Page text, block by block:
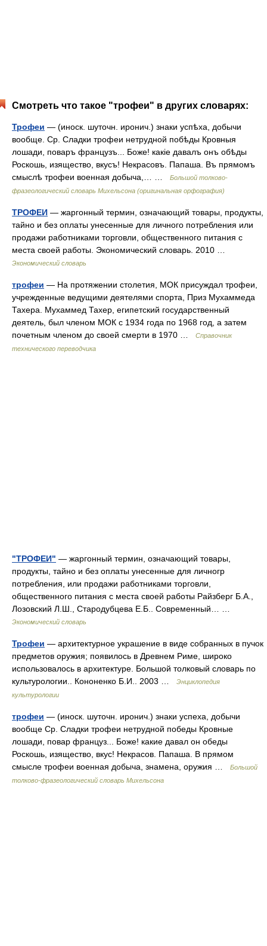
Смотреть что такое "трофеи" в других словарях:
Трофеи — (иноск. шуточн. иронич.) знаки успѣха, добычи
вообще. Ср. Сладки трофеи нетрудной побѣды Кровныя
лошади, поваръ французъ... Боже! какіе давалъ онъ обѣды
Роскошь, изящество, вкусъ! Некрасовъ. Папаша. Въ прямомъ
смыслѣ трофеи военная добыча,… …
Большой толково-
фразеологический словарь Михельсона (оригинальная орфография)
ТРОФЕИ — жаргонный термин, означающий товары, продукты,
тайно и без оплаты унесенные для личного потребления или
продажи работниками торговли, общественного питания с
места своей работы. Экономический словарь. 2010 …
Экономический словарь
трофеи — На протяжении столетия, МОК присуждал трофеи,
учрежденные ведущими деятелями спорта, Приз Мухаммеда
Тахера. Мухаммед Тахер, египетский государственный
деятель, был членом МОК с 1934 года по 1968 год, а затем
почетным членом до своей смерти в 1970 …
Справочник
технического переводчика
"ТРОФЕИ" — жаргонный термин, означающий товары,
продукты, тайно и без оплаты унесенные для личногр
потребления, или продажи работниками торговли,
общественного питания с места своей работы Райзберг Б.А.,
Лозовский Л.Ш., Стародубцева Е.Б.. Современный… …
Экономический словарь
Трофеи — архитектурное украшение в виде собранных в пучок
предметов оружия; появилось в Древнем Риме, широко
использовалось в архитектуре. Большой толковый словарь по
культурологии.. Кононенко Б.И.. 2003 …
Энциклопедия
культурологии
трофеи — (иноск. шуточн. иронич.) знаки успеха, добычи
вообще Ср. Сладки трофеи нетрудной победы Кровные
лошади, повар француз... Боже! какие давал он обеды
Роскошь, изящество, вкус! Некрасов. Папаша. В прямом
смысле трофеи военная добыча, знамена, оружия …
Большой
толково-фразеологический словарь Михельсона